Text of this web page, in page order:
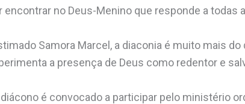
encontrar no Deus-Menino que responde a todas
Samora Marcel, a diaconia é muito mais
a presença de Deus como redentor e
diácono é convocado a participar pelo ministério